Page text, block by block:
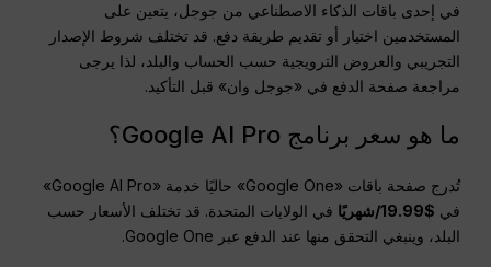
في إحدى باقات الذكاء الاصطناعي من جوجل، يتعين على
المستخدمين اختيار أو تقديم طريقة دفع. قد تختلف شروط الإصدار
التجريبي والعروض الترويجية حسب الحساب والبلد، لذا يرجى
مراجعة صفحة الدفع في «جوجل وان» قبل التأكيد.
ما هو سعر برنامج Google AI Pro؟
تُدرج صفحة باقات «Google One» حاليًا خدمة «Google AI Pro»
في $19.99/شهريًا
في الولايات المتحدة. قد تختلف الأسعار حسب
البلد، وينبغي التحقق منها عند الدفع عبر Google One.